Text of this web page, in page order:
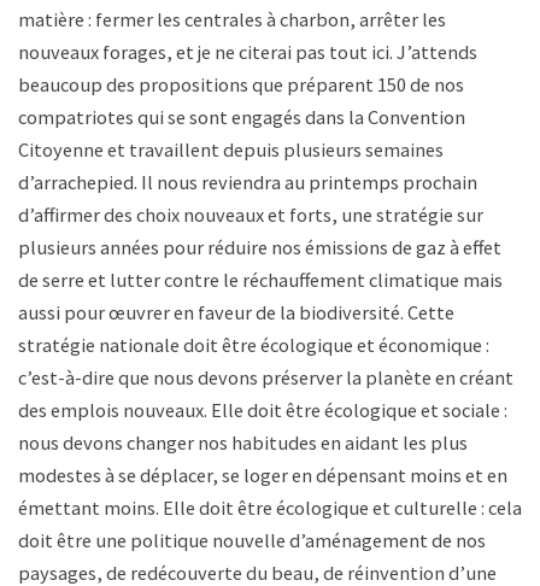
matière : fermer les centrales à charbon, arrêter les
nouveaux forages, et je ne citerai pas tout ici. J’attends
beaucoup des propositions que préparent 150 de nos
compatriotes qui se sont engagés dans la Convention
Citoyenne et travaillent depuis plusieurs semaines
d’arrachepied. Il nous reviendra au printemps prochain
d’affirmer des choix nouveaux et forts, une stratégie sur
plusieurs années pour réduire nos émissions de gaz à effet
de serre et lutter contre le réchauffement climatique mais
aussi pour œuvrer en faveur de la biodiversité. Cette
stratégie nationale doit être écologique et économique :
c’est-à-dire que nous devons préserver la planète en créant
des emplois nouveaux. Elle doit être écologique et sociale :
nous devons changer nos habitudes en aidant les plus
modestes à se déplacer, se loger en dépensant moins et en
émettant moins. Elle doit être écologique et culturelle : cela
doit être une politique nouvelle d’aménagement de nos
paysages, de redécouverte du beau, de réinvention d’une